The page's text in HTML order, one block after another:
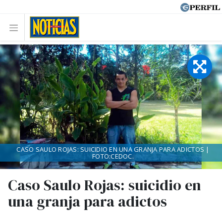
Caso Saulo Rojas: suicidio en
una granja para adictos
CASO SAULO ROJAS: SUICIDIO EN UNA GRANJA PARA ADICTOS |
FOTO:CEDOC.